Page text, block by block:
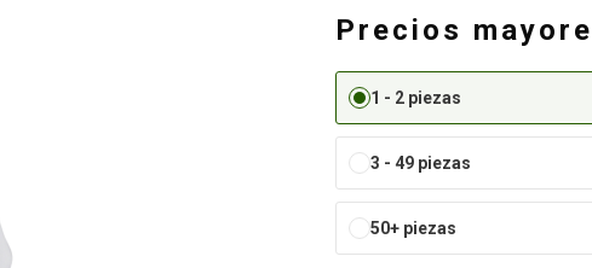
SUMERGIBLE
Precios
1 - 2 piezas
3 - 49 piezas
50+ piezas